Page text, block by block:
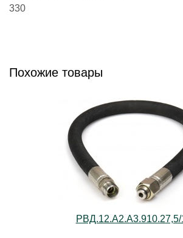
330
Похожие товары
РВД.12.А2.А3.910.27,5/